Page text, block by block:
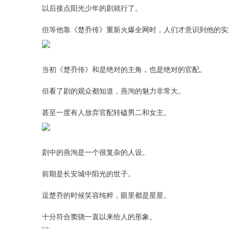
以后接点阳光少年的剧就行了。
但等他靠《楚乔传》重新火爆全网时，人们才意识到他的
当初《楚乔传》和是绝对的主角，也是绝对的官配。
但看了剧的观众都知道，燕洵的魅力非常大。
甚至一度有人放弃官配转磕男二和女主。
剧中的燕洵是一个很复杂的人设。
前期是长安城中阳光的世子。
逗楚乔的时候笑容纯粹，眼里都是星星。
十分符合窦骁一直以来给人的形象。